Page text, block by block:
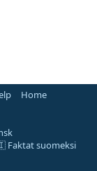
Home
suomeksi